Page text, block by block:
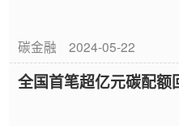
碳金融 2024-05-22
全国首笔超亿元碳配额